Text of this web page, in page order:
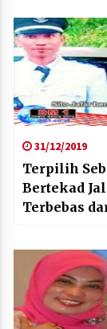
31/12/2019
Terpilih
Bertekad
Terbebas